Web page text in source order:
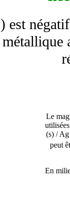
est
Le
(s) /
peut
En